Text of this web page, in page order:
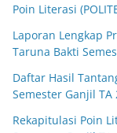
Poin Literasi
Laporan Lengkap
Taruna Bakti
Daftar Hasil
Semester Ganjil TA
Rekapitulasi Poin